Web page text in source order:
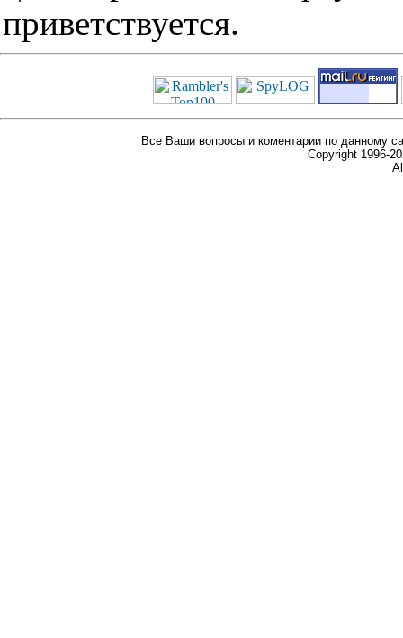
приветствуется.
Все Ваши вопросы и коментарии по данному
Copyright 1996-